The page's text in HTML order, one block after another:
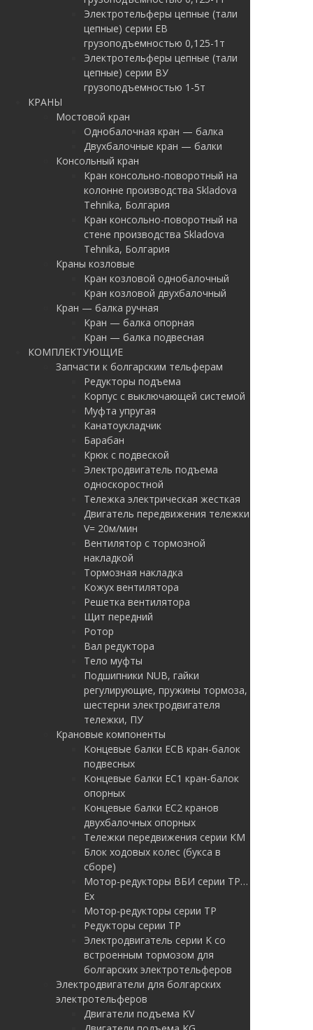
Электротельферы цепные (тали
цепные) серии EB
грузоподъемностью 0,125-1т
Электротельферы цепные (тали
цепные) серии ВУ
грузоподъемностью 1-5т
КРАНЫ
Мостовой кран
Однобалочная кран — балка
Двухбалочные кран — балки
Консольный кран
Кран консольно-поворотный на
колонне производства Skladova
Tehnika, Болгария
Кран консольно-поворотный на
стене производства Skladova
Tehnika, Болгария
Краны козловые
Кран козловой однобалочный
Кран козловой двухбалочный
Кран — балка ручная
Кран — балка опорная
Кран — балка подвесная
КОМПЛЕКТУЮЩИЕ
Запчасти к болгарским тельферам
Редукторы подъема
Корпус с выключающей системой
Муфта упругая
Канатоукладчик
Барабан
Крюк с подвеской
Электродвигатель подъема
односкоростной
Тележка электрическая жесткая
Двигатель передвижения тележки
V= 20м/мин
Вентилятор с тормозной
накладкой
Тормозная накладка
Кожух вентилятора
Решетка вентилятора
Щит передний
Ротор
Вал редуктора
Тело муфты
Подшипники NUB, гайки
регулирующие, пружины тормоза,
шестерни электродвигателя
тележки, ПУ
Крановые компоненты
Концевые балки ЕСВ кран-балок
подвесных
Концевые балки ЕС1 кран-балок
опорных
Концевые балки ЕС2 кранов
двухбалочных опорных
Тележки передвижения серии КМ
Блок ходовых колес (букса в
сборе)
Мотор-редукторы ВБИ серии ТР…
Ex
Мотор-редукторы серии ТР
Редукторы серии ТР
Электродвигатель серии K со
встроенным тормозом для
болгарских электротельферов
Электродвигатели для болгарских
электротельферов
Двигатели подъема KV